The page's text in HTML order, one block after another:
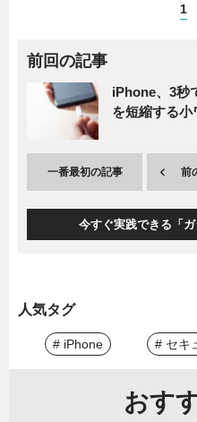
1
前回の記事
iPhone、3秒
を短縮する小
一番最初の記事 前
今すぐ実践できる「
人気タグ
# iPhone # セキ
おす